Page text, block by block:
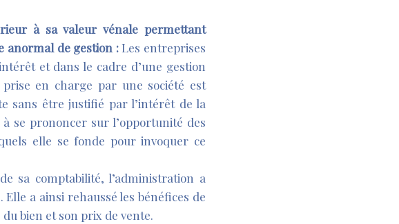
à sa valeur vénale permettant
anormal de gestion :Les entreprises
et dans le cadre d’une gestion
en charge par une société est
sans être justifié par l’intérêt de la
se prononcer sur l’opportunité des
elle se fonde pour invoquer ce
sa comptabilité, l’administration a
a ainsi rehaussé les bénéfices de
bien et son prix de vente.